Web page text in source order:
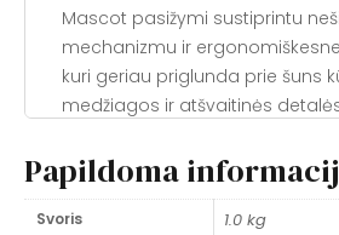
Mascot pasižymi sustiprintu
mechanizmu ir
kuri geriau priglunda prie šuns
medžiagos ir atšvaitinės
matomumo sąlygomis.
Pagrindinės
Papildoma
Svoris 1.0 kg